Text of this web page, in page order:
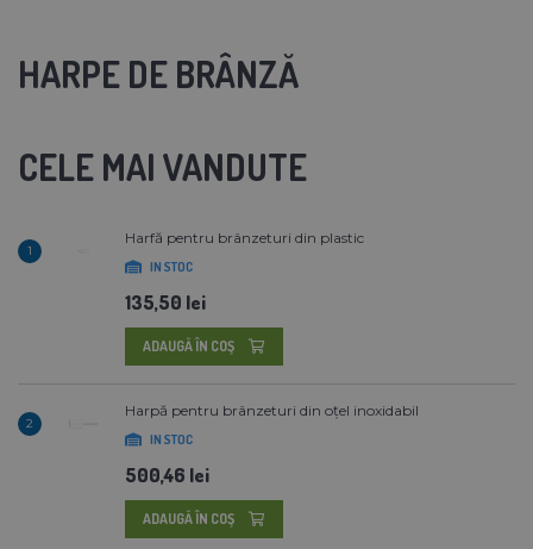
HARPE DE BRÂNZĂ
CELE MAI VANDUTE
1
Harfă pentru brânzeturi din plastic
IN STOC
135,50 lei
ADAUGĂ ÎN COŞ
2
Harpă pentru brânzeturi din oțel inoxidabil
IN STOC
500,46 lei
ADAUGĂ ÎN COŞ